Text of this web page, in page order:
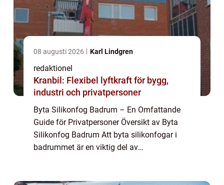
08 augusti 2026 Karl Lindgren
redaktionel
Kranbil: Flexibel lyftkraft för bygg,
industri och privatpersoner
Byta Silikonfog Badrum – En Omfattande
Guide för Privatpersoner Översikt av Byta
Silikonfog Badrum Att byta silikonfogar i
badrummet är en viktig del av